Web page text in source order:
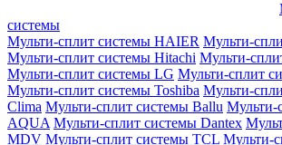
системы
Мульти-сплит системы HAIER Мульти-
Мульти-сплит системы Hitachi Мульти-
Мульти-сплит системы LG Мульти-сплит
Мульти-сплит системы Toshiba Мульти-
Clima Мульти-сплит системы Ballu Мульти-
AQUA Мульти-сплит системы Dantex
MDV Мульти-сплит системы TCL Мульти-